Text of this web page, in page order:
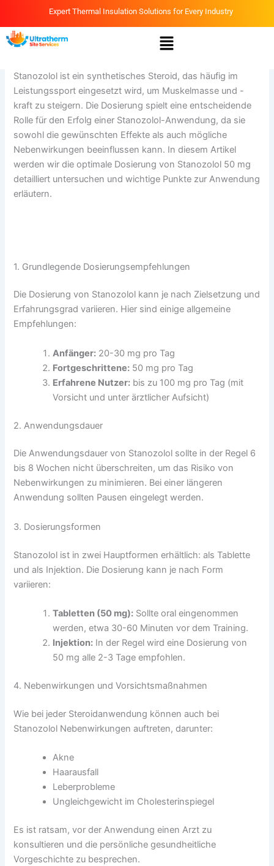
content
Expert Thermal Insulation Solutions for Every Industry
Menu
Stanozolol ist ein synthetisches Steroid, das häufig im
Leistungssport eingesetzt wird, um Muskelmasse und -
kraft zu steigern. Die Dosierung spielt eine entscheidende
Rolle für den Erfolg einer Stanozolol-Anwendung, da sie
sowohl die gewünschten Effekte als auch mögliche
Nebenwirkungen beeinflussen kann. In diesem Artikel
werden wir die optimale Dosierung von Stanozolol 50 mg
detailliert untersuchen und wichtige Punkte zur Anwendung
erläutern.
1. Grundlegende Dosierungsempfehlungen
Die Dosierung von Stanozolol kann je nach Zielsetzung und
Erfahrungsgrad variieren. Hier sind einige allgemeine
Empfehlungen:
Anfänger: 20-30 mg pro Tag
Fortgeschrittene: 50 mg pro Tag
Erfahrene Nutzer: bis zu 100 mg pro Tag (mit
Vorsicht und unter ärztlicher Aufsicht)
2. Anwendungsdauer
Die Anwendungsdauer von Stanozolol sollte in der Regel 6
bis 8 Wochen nicht überschreiten, um das Risiko von
Nebenwirkungen zu minimieren. Bei einer längeren
Anwendung sollten Pausen eingelegt werden.
3. Dosierungsformen
Stanozolol ist in zwei Hauptformen erhältlich: als Tablette
und als Injektion. Die Dosierung kann je nach Form
variieren:
Tabletten (50 mg): Sollte oral eingenommen
werden, etwa 30-60 Minuten vor dem Training.
Injektion: In der Regel wird eine Dosierung von
50 mg alle 2-3 Tage empfohlen.
4. Nebenwirkungen und Vorsichtsmaßnahmen
Wie bei jeder Steroidanwendung können auch bei
Stanozolol Nebenwirkungen auftreten, darunter:
Akne
Haarausfall
Leberprobleme
Ungleichgewicht im Cholesterinspiegel
Es ist ratsam, vor der Anwendung einen Arzt zu
konsultieren und die persönliche gesundheitliche
Vorgeschichte zu besprechen.